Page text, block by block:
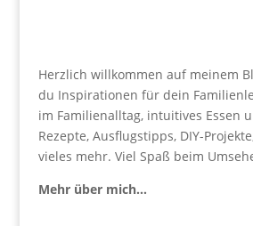
Herzlich willkommen auf meinem
du Inspirationen für dein
im Familienalltag, intuitives Essen
Rezepte, Ausflugstipps, DIY-
vieles mehr. Viel Spaß beim
Mehr über mich…